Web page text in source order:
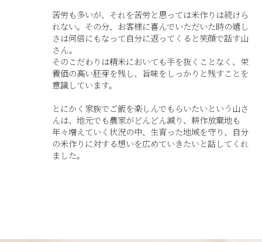
苦労も多いが、それを苦労と思っては米作りは続けら
れない。その分、お客様に喜んでいただいた時の嬉し
さは何倍にもなって自分に返ってくると笑顔で話す山
さん。
そのこだわりは精米においても手を抜くことなく、栄
養価の高い胚芽を残し、旨味をしっかりと残すことを
意識しています。
とにかく家族でご飯を楽しんでもらいたいという山さ
んは、地元でも農家がどんどん減り、耕作放棄地も
年々増えていく状況の中、生育った地域を守り、自分
の米作りに対する想いを広めていきたいと話してくれ
ました。